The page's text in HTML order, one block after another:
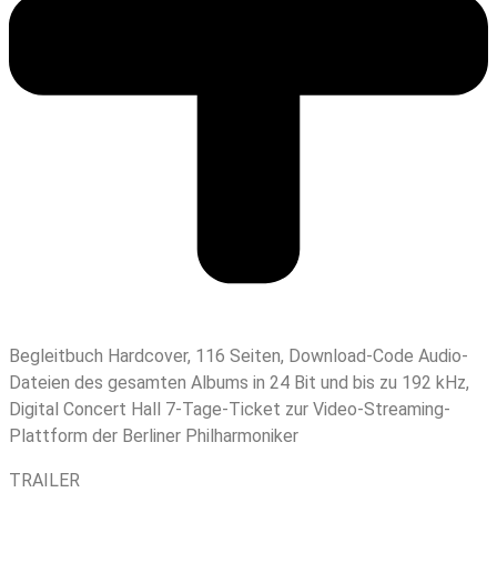
Begleitbuch Hardcover, 116 Seiten, Download-Code Audio-
Dateien des gesamten Albums in 24 Bit und bis zu 192 kHz,
Digital Concert Hall 7-Tage-Ticket zur Video-Streaming-
Plattform der Berliner Philharmoniker
TRAILER